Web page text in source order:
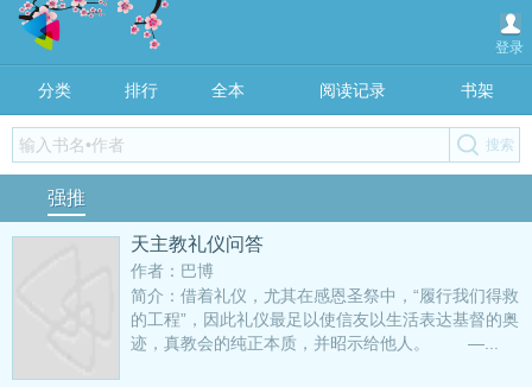
登录
分类 排行 全本 阅读记录 书架
强推
天主教礼仪问答
作者：巴博
简介：借着礼仪，尤其在感恩圣祭中，“履行我们得救
的工程”，因此礼仪最足以使信友以生活表达基督的奥
迹，真教会的纯正本质，并昭示给他人。 —...